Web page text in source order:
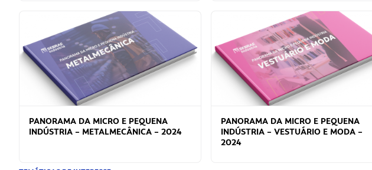
PANORAMA DA MICRO E PEQUENA
INDÚSTRIA – METALMECÂNICA – 2024
PANORAMA DA MICRO E PEQUENA
INDÚSTRIA – VESTUÁRIO E MODA –
2024